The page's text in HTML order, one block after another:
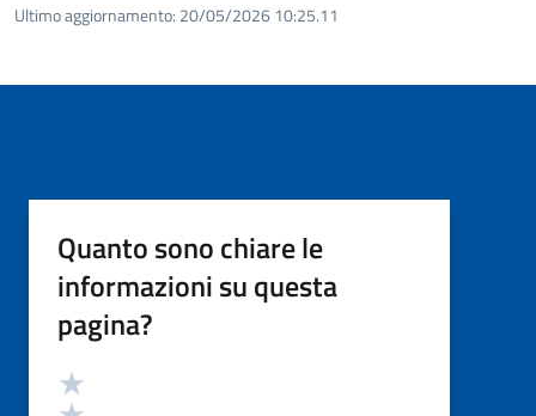
Ultimo aggiornamento: 20/05/2026 10:25.11
Quanto sono chiare le
informazioni su questa
pagina?
Valutazione